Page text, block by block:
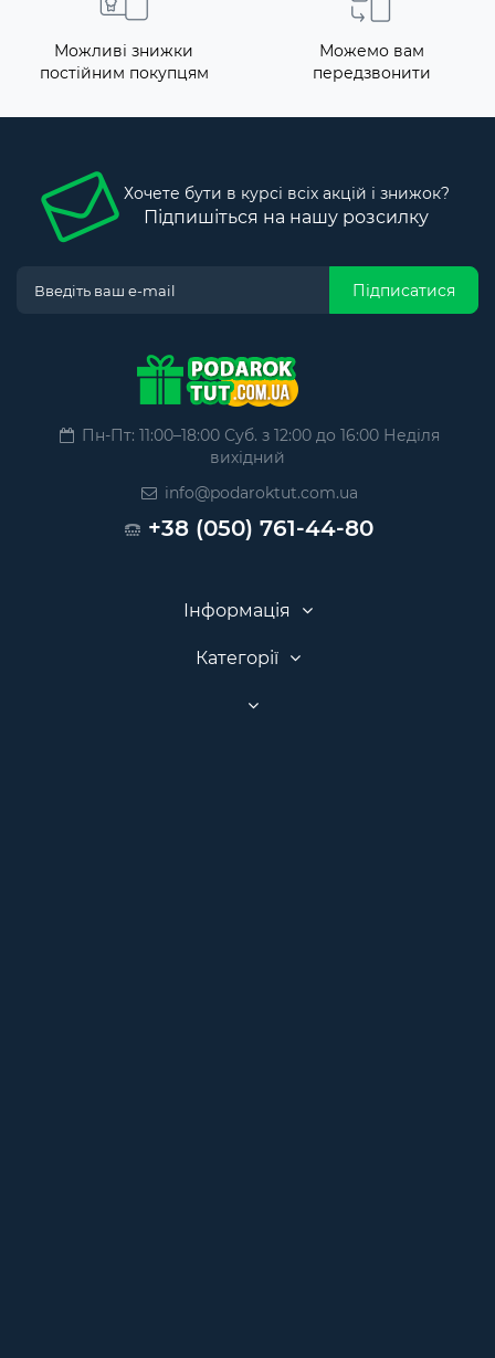
Можливі знижки
постійним покупцям
Можемо вам
передзвонити
Хочете бути в курсі всіх акцій і знижок?
Підпишіться на нашу розсилку
Підписатися
Пн-Пт: 11:00–18:00 Суб. з 12:00 до 16:00 Неділя
вихідний
info@podaroktut.com.ua
+38 (050) 761-44-80
Інформація
Категорії